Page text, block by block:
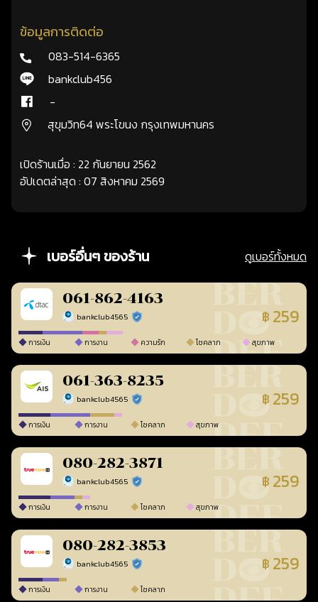
ข้อมูลการติดต่อ
083-514-6365
bankclub456
-
สุขุมวิท64 พระโขนง กรุงเทพมหานคร
เปิดร้านเมื่อ : 22 กันยายน 2562
อัปเดตล่าสุด : 07 สิงหาคม 2569
เบอร์อื่นๆ ของร้าน ดูเบอร์ทั้งหมด
061-862-4163
bankclub4565 ร้านยืนยันแล้ว ฿ 259
การเงิน การงาน ความรัก โชคลาภ สุขภาพ
061-363-8235
bankclub4565 ร้านยืนยันแล้ว ฿ 259
การเงิน การงาน โชคลาภ สุขภาพ
080-282-3871
bankclub4565 ร้านยืนยันแล้ว ฿ 259
การเงิน การงาน โชคลาภ สุขภาพ
080-282-3853
bankclub4565 ร้านยืนยันแล้ว ฿ 259
การเงิน การงาน โชคลาภ